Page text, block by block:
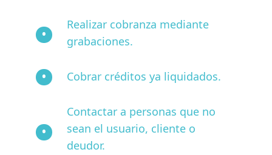
Realizar cobranza mediante
grabaciones.
Cobrar créditos ya liquidados.
Contactar a personas que no
sean el usuario, cliente o
deudor.